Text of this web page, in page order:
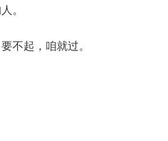
。
不起，咱就过。